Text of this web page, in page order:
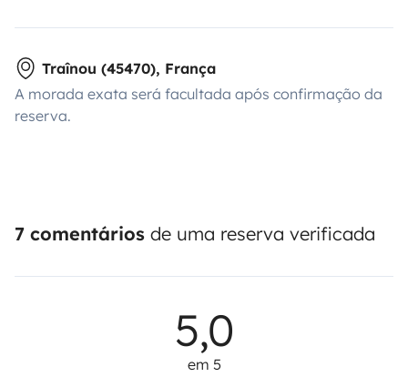
Traînou (45470), França
A morada exata será facultada após confirmação da
reserva.
7 comentários de uma reserva verificada
5,0
em 5